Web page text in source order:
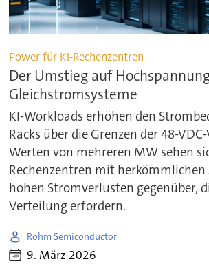
Power für KI-Rechenzentren
Der Umstieg auf
Gleichstromsysteme
KI-Workloads erhöhen den
Racks über die Grenzen der 48-
Werten von mehreren MW sehen
Rechenzentren mit
hohen Stromverlusten gegenüber,
Verteilung erfordern.
Rohm Semiconductor
9. März 2026